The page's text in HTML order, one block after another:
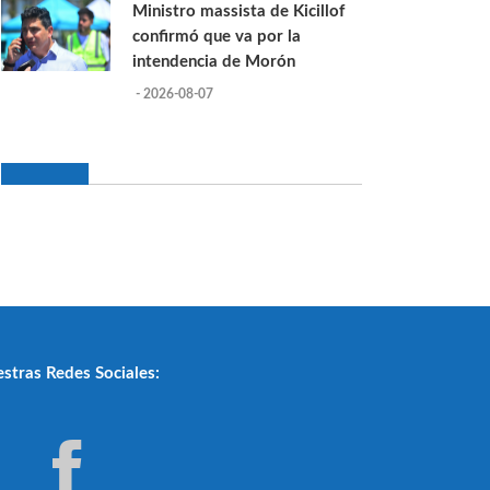
Ministro massista de Kicillof
confirmó que va por la
intendencia de Morón
- 2026-08-07
Redes Sociales: